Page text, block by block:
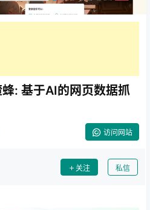
: 基于AI的网页数据抓
访问网站
关注 私信